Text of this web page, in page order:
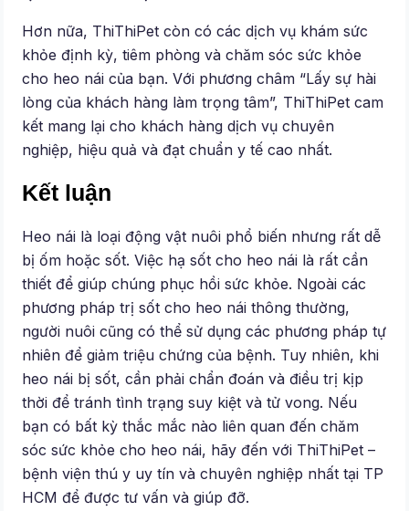
Hơn nữa, ThiThiPet còn có các dịch vụ khám sức
khỏe định kỳ, tiêm phòng và chăm sóc sức khỏe
cho heo nái của bạn. Với phương châm “Lấy sự hài
lòng của khách hàng làm trọng tâm”, ThiThiPet cam
kết mang lại cho khách hàng dịch vụ chuyên
nghiệp, hiệu quả và đạt chuẩn y tế cao nhất.
Kết luận
Heo nái là loại động vật nuôi phổ biến nhưng rất dễ
bị ốm hoặc sốt. Việc hạ sốt cho heo nái là rất cần
thiết để giúp chúng phục hồi sức khỏe. Ngoài các
phương pháp trị sốt cho heo nái thông thường,
người nuôi cũng có thể sử dụng các phương pháp tự
nhiên để giảm triệu chứng của bệnh. Tuy nhiên, khi
heo nái bị sốt, cần phải chẩn đoán và điều trị kịp
thời để tránh tình trạng suy kiệt và tử vong. Nếu
bạn có bất kỳ thắc mắc nào liên quan đến chăm
sóc sức khỏe cho heo nái, hãy đến với ThiThiPet –
bệnh viện thú y uy tín và chuyên nghiệp nhất tại TP
HCM để được tư vấn và giúp đỡ.